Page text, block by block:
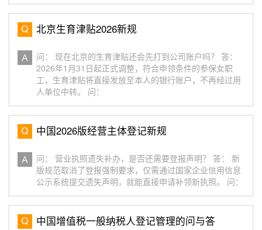
北京生育津贴2026新规
问： 现在北京的生育津贴还会先打到公司账户吗？ 答：
2026年1月31日起正式调整，符合申领条件的参保女职
工，生育津贴将直接发放至本人的银行账户，不再经过用
人单位中转。 问：
中国2026版经营主体登记新规
问： 营业执照遗失补办，是否还需要登报声明？ 答： 新
版规范取消了登报强制要求，仅需通过国家企业信用信息
公示系统提交遗失声明，就能直接申请补领新执照。 问：
中国增值税一般纳税人登记管理的问与答